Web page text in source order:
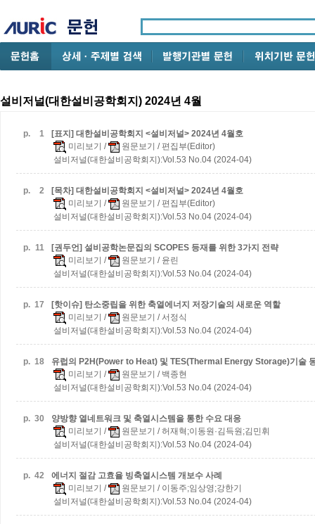
설비저널(대한설비공학회지) 2024년 4월
p. 1
[표지] 대한설비공학회지 <설비저널> 2024년 4월호
미리보기 / 원문보기 / 편집부(Editor)
설비저널(대한설비공학회지):Vol.53 No.04 (2024-04)
p. 2
[목차] 대한설비공학회지 <설비저널> 2024년 4월호
미리보기 / 원문보기 / 편집부(Editor)
설비저널(대한설비공학회지):Vol.53 No.04 (2024-04)
p. 11
[권두언] 설비공학논문집의 SCOPES 등재를 위한 3가지 전략
미리보기 / 원문보기 / 윤린
설비저널(대한설비공학회지):Vol.53 No.04 (2024-04)
p. 17
[핫이슈] 탄소중립을 위한 축열에너지 저장기술의 새로운 역할
미리보기 / 원문보기 / 서정식
설비저널(대한설비공학회지):Vol.53 No.04 (2024-04)
p. 18
유럽의 P2H(Power to Heat) 및 TES(Thermal Energy Storage)기술
미리보기 / 원문보기 / 백종현
설비저널(대한설비공학회지):Vol.53 No.04 (2024-04)
p. 30
양방향 열네트워크 및 축열시스템을 통한 수요 대응
미리보기 / 원문보기 / 허재혁;이동원·김득원;김민휘
설비저널(대한설비공학회지):Vol.53 No.04 (2024-04)
p. 42
에너지 절감 고효율 빙축열시스템 개보수 사례
미리보기 / 원문보기 / 이동주;임상영;강한기
설비저널(대한설비공학회지):Vol.53 No.04 (2024-04)